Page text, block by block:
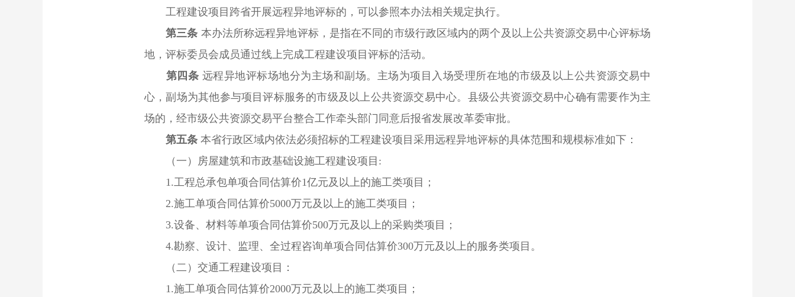
工程建设项目跨省开展远程异地评标的，可以参照本办法相关规定执行。
第三条 本办法所称远程异地评标，是指在不同的市级行政区域内的两个及以上公共资源交易中心评标场
地，评标委员会成员通过线上完成工程建设项目评标的活动。
第四条 远程异地评标场地分为主场和副场。主场为项目入场受理所在地的市级及以上公共资源交易中
心，副场为其他参与项目评标服务的市级及以上公共资源交易中心。县级公共资源交易中心确有需要作为主
场的，经市级公共资源交易平台整合工作牵头部门同意后报省发展改革委审批。
第五条 本省行政区域内依法必须招标的工程建设项目采用远程异地评标的具体范围和规模标准如下：
（一）房屋建筑和市政基础设施工程建设项目:
1.工程总承包单项合同估算价1亿元及以上的施工类项目；
2.施工单项合同估算价5000万元及以上的施工类项目；
3.设备、材料等单项合同估算价500万元及以上的采购类项目；
4.勘察、设计、监理、全过程咨询单项合同估算价300万元及以上的服务类项目。
（二）交通工程建设项目：
1.施工单项合同估算价2000万元及以上的施工类项目；